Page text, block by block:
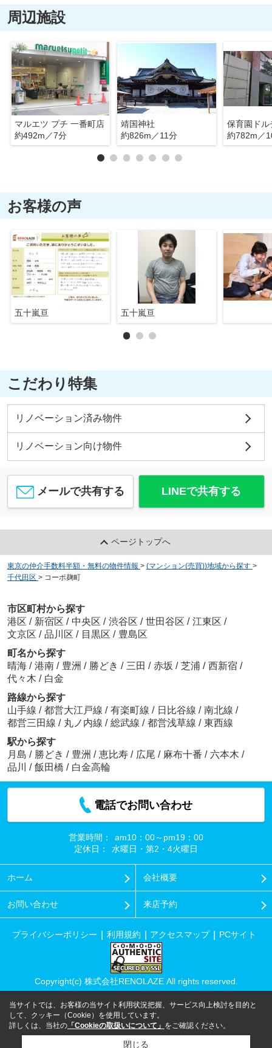
周辺施設
マルエツ プチ 一番町店
約492m／7分
靖国神社
約826m／11分
保育園ドル
約782m／
お客様の声
五十嵐亘 五十嵐亘
こだわり特集
リノベーション済み物件
リノベーション向け物件
メールで共有する LINEで共有する
ページトップへ
東京の仲介手数料半額・無料の物件情報 > (マンション(売買))地域から探す >
千代田区 > コーポ麹町
市区町村から探す
港区 / 新宿区 / 中央区 / 渋谷区 / 世田谷区 / 江東区 /
文京区 / 品川区 / 目黒区 / 豊島区
町名から探す
晴海 / 港南 / 豊洲 / 勝どき / 三田 / 赤坂 / 芝浦 / 西新宿 /
代々木 / 白金
路線から探す
山手線 / 都営大江戸線 / 有楽町線 / 日比谷線 / 南北線 /
都営三田線 / 丸ノ内線 / 総武線 / 都営浅草線 / 東西線
駅から探す
月島 / 勝どき / 豊洲 / 恵比寿 / 広尾 / 麻布十番 / 六本木 /
品川
/ 飯田橋 / 白金高輪
電話でお問い合わせ
営業時間：
am10：00～pm19：00
定休日：
水曜日・第2・4火曜日
ホーム 会社概要
お問い合わせ 来店予約
プライバシーポリシー 利用規約 アクセスマップ PCサイト
Copyright(c) 株式会社RENOLAZE All rights reserved.
当サイトでは、お客様の当サイト利用状況把握、サービス向上検討を目的と
して、クッキー（Cookie）を使用しています。
詳しくは、当社の 「Cookieの取扱いについて」 をご確認ください。
閉じる